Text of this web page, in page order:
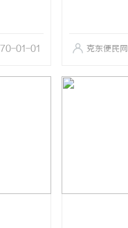
01-01 克东便民网